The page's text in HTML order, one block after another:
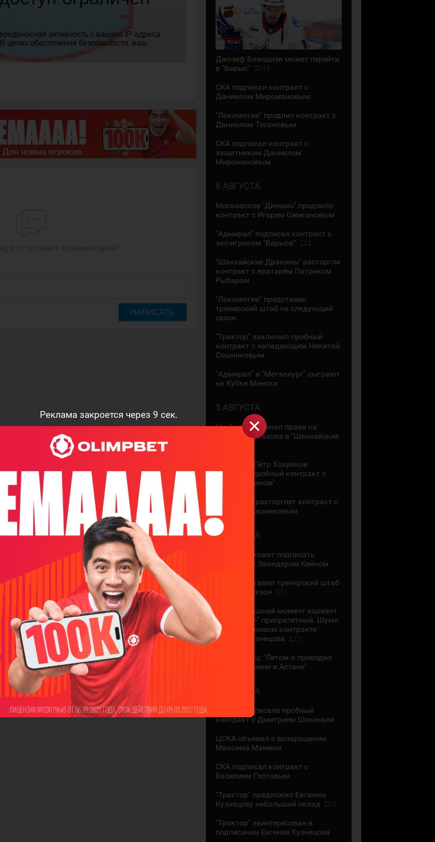
Реклама закроется через 8 сек.
НАПИСАТЬ
Джозеф Бландизи может перейти
в "Барыс"
13
СКА подписал контракт с
Даниилом Миромановым
"Локомотив" продлил контракт с
Даниилом Тесановым
СКА подписал контракт с
защитником Даниилом
Миромановым
6 АВГУСТА
Московское "Динамо" продлило
контракт с Игорем Ожигановым
"Адмирал" подписал контракт с
экс-игроком "Барыса"
"Шанхайские Драконы" расторгли
контракт с вратарём Патриком
Рыбаром
"Локомотив" представил
тренерский штаб на следующий
сезон
"Трактор" заключил пробный
контракт с нападающим Никитой
Сошниковым
"Адмирал" и "Металлург" сыграют
на Кубке Минска
5 АВГУСТА
"Ак Барс" обменял права на
Амира Мифтахова в "Шанхайские
36-летний Пётр Хохряков
подписал пробный контракт с
"Нефтехимиком"
"Адмирал" расторгнет контракт с
Никитой Сошниковым
4 АВГУСТА
"Ак Барс" может подписать
контракт с Эвандером Кейном
СКА представил тренерский штаб
на новый сезон
На сегодняшний момент вариант
с "Сибирью" приоритетный. Шуми
Бабаев - о новом контракте
Евгения Кузнецова
Даррен Диц: "Летом я проводил
много времени в Астане"
3 АВГУСТА
"Лада" подписала пробный
контракт с Дмитрием Шикиным
ЦСКА объявил о возвращении
Максима Мамина
СКА подписал контракт с
Василием Глотовым
"Трактор" предложил Евгению
Кузнецову небольшой оклад
"Трактор" заинтересован в
подписании Евгения Кузнецова